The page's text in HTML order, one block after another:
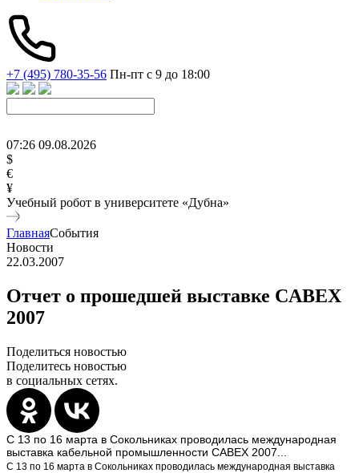
+7 (495) 780-35-56 Пн-пт с 9 до 18:00
07:26 09.08.2026
$
€
¥
Учебный робот в университете «Дубна»
ГлавнаяСобытия
Новости
22.03.2007
Отчет о прошедшей выставке CABEX
2007
Поделиться новостью
Поделитесь новостью
в социальных сетях.
С 13 по 16 марта в Сокольниках проводилась международная
выставка кабельной промышленности CABEX 2007...
С 13 по 16 марта в Сокольниках проводилась международная выставка